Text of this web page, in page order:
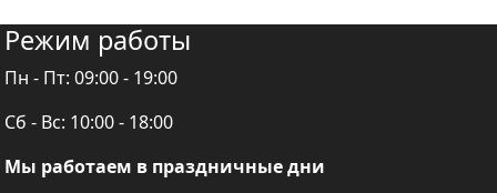
Режим работы
Пн - Пт: 09:00 - 19:00
Сб - Вс: 10:00 - 18:00
Мы работаем в праздничные дни